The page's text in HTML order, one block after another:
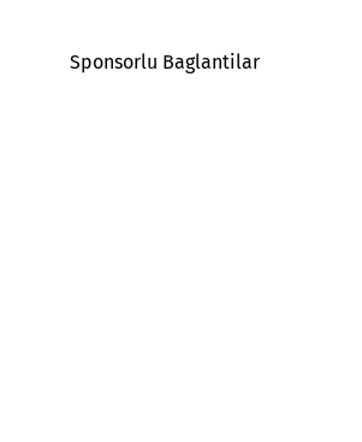
Sponsorlu Baglantilar